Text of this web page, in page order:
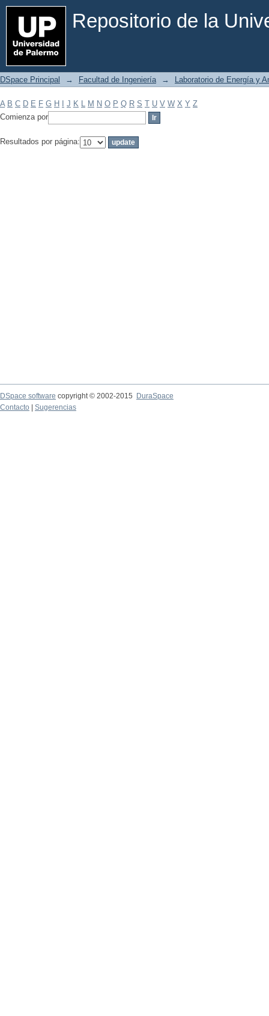
Repositorio de la
Filtrar por: Materia
DSpace Principal → Facultad de Ingeniería → Laboratorio de Energía y
A B C D E F G H J K L M N O P Q R S T U V W X Y Z
Comienza por
Resultados por página:
DSpace software copyright © 2002-2015
DuraSpace
Contacto
Sugerencias